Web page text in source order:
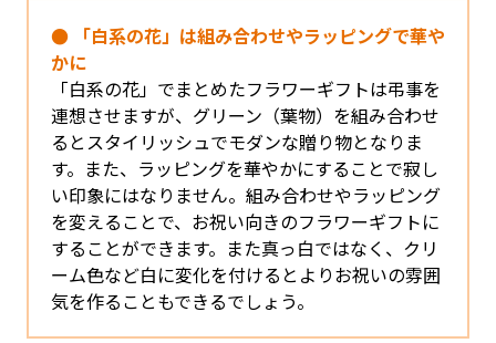
● 「白系の花」は組み合わせやラッピングで華や
かに
「白系の花」でまとめたフラワーギフトは弔事を
連想させますが、グリーン（葉物）を組み合わせ
るとスタイリッシュでモダンな贈り物となりま
す。また、ラッピングを華やかにすることで寂し
い印象にはなりません。組み合わせやラッピング
を変えることで、お祝い向きのフラワーギフトに
することができます。また真っ白ではなく、クリ
ーム色など白に変化を付けるとよりお祝いの雰囲
気を作ることもできるでしょう。